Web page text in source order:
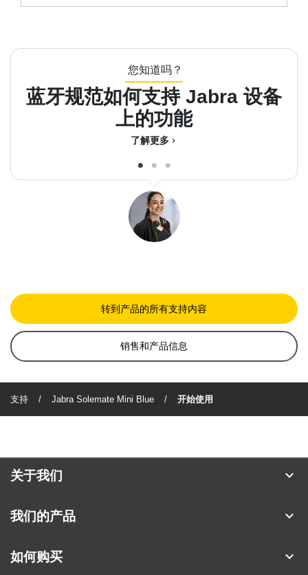
您知道吗？
蓝牙规范如何支持 Jabra 设备
上的功能
chevron_right
了解更多
转到产品的所有支持内容
销售和产品信息
支持 Jabra Solemate Mini Blue 开始使用
expand_more
关于我们
可持续发展
expand_more
我们的产品
expand_more
如何购买